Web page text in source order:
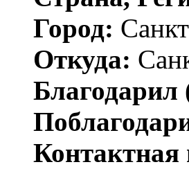
Город:
Откуда:
Благодарил